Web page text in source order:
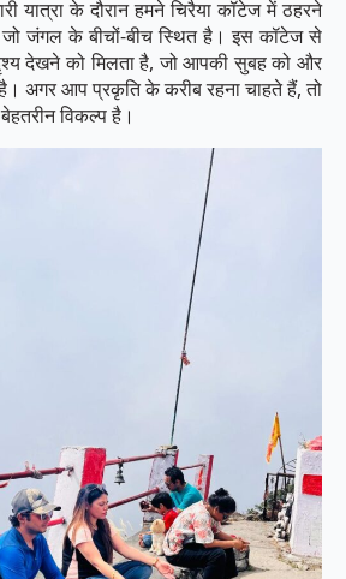
यात्रा के दौरान हमने चिरैया कॉटेज में ठहरने
जंगल के बीचों-बीच स्थित है। इस कॉटेज से
देखने को मिलता है, जो आपकी सुबह को और
अगर आप प्रकृति के करीब रहना चाहते हैं, तो
विकल्प है।